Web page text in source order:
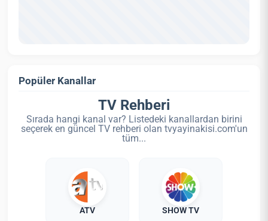
Popüler Kanallar
TV Rehberi
Sırada hangi kanal var? Listedeki kanallardan birini
seçerek en güncel TV rehberi olan tvyayinakisi.com'un
tüm...
ATV SHOW TV